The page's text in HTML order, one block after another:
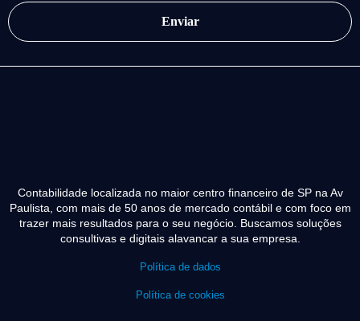
Contabilidade localizada no maior centro financeiro de SP na Av
Paulista, com mais de 50 anos de mercado contábil e com foco em
trazer mais resultados para o seu negócio. Buscamos soluções
consultivas e digitais alavancar a sua empresa.
Política de dados
Política de cookies